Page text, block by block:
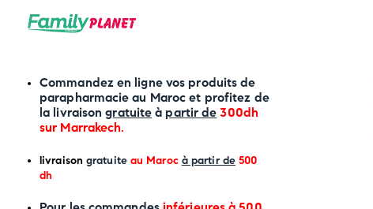
Commandez en ligne vos produits de
parapharmacie au Maroc et profitez de
la livraisongratuite à partir de 300dh
sur Marrakech.
livraison gratuiteau Maroc à partir de500
dh